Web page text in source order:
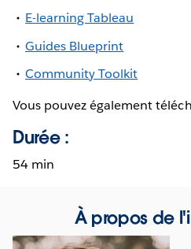
E-learning Tableau
Guides Blueprint
Community Toolkit
Vous pouvez également
Durée :
54 min
À propos de